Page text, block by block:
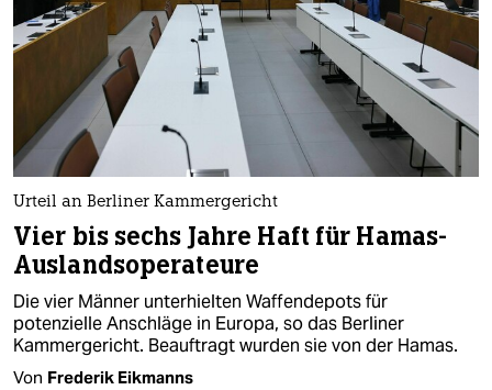
Urteil an Berliner Kammergericht
Vier bis sechs Jahre Haft für Hamas-
Auslandsoperateure
Die vier Männer unterhielten Waffendepots für
potenzielle Anschläge in Europa, so das Berliner
Kammergericht. Beauftragt wurden sie von der Hamas.
Von Frederik Eikmanns